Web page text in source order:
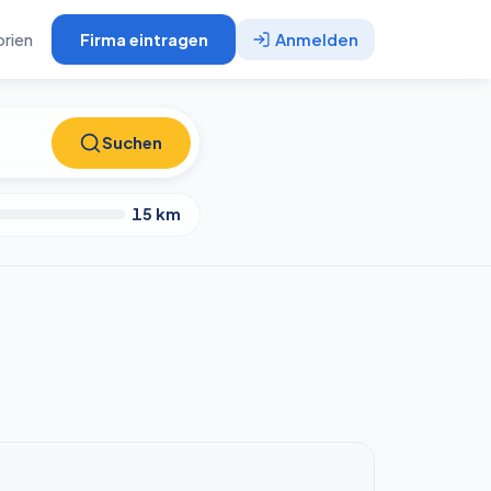
Firma eintragen Anmelden
Suchen
15 km